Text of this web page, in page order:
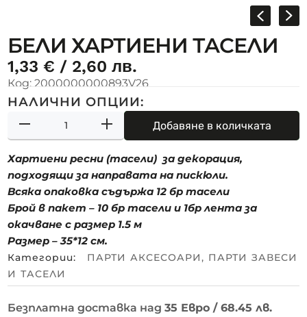
БЕЛИ ХАРТИЕНИ ТАСЕЛИ
1,33 € / 2,60 лв.
Код: 2000000000893V26
НАЛИЧНИ ОПЦИИ:
Добавяне в количката
Хартиени ресни (тасели) за декорация,
подходящи за направата на пискюли.
Всяка опаковка съдържа 12 бр тасели
Брой в пакет – 10 бр тасели и 1бр лента за
окачване с размер 1.5 м
Размер – 35*12 см.
Категории: ПАРТИ АКСЕСОАРИ, ПАРТИ ЗАВЕСИ
И ТАСЕЛИ
Безплатна доставка над35 Евро / 68.45 лв.